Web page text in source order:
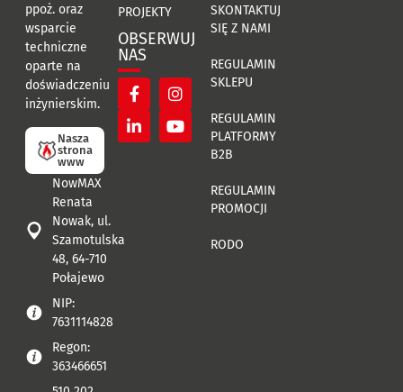
ppoż. oraz
wsparcie
techniczne
oparte na
doświadczeniu
inżynierskim.
Nasza
strona
www
NowMAX
Renata
Nowak, ul.
Szamotulska
48, 64-710
Połajewo
NIP:
7631114828
Regon:
363466651
PROJEKTY
OBSERWUJ
NAS
SKONTAKTUJ
SIĘ Z NAMI
REGULAMIN
SKLEPU
REGULAMIN
PLATFORMY
B2B
REGULAMIN
PROMOCJI
RODO